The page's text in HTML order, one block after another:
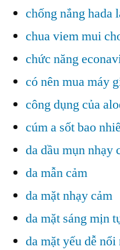
chống nắng hada
chua viem mui
chức năng
có nên mua máy
công dụng của
cúm a sốt bao
da dầu mụn nhạy
da mẫn cảm
da mặt nhạy cảm
da mặt sáng mịn
da mặt yếu dễ nổi